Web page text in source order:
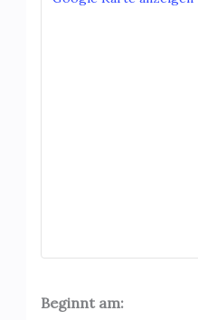
Beginnt am: